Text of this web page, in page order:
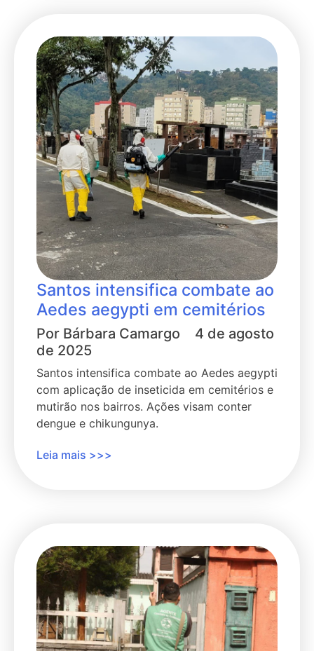
Santos intensifica combate ao
Aedes aegypti em cemitérios
Por Bárbara Camargo
4 de agosto
de 2025
Santos intensifica combate ao Aedes aegypti
com aplicação de inseticida em cemitérios e
mutirão nos bairros. Ações visam conter
dengue e chikungunya.
Leia mais >>>